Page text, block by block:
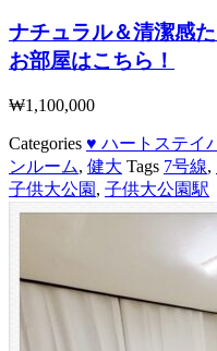
ナチュラル＆清潔感
お部屋はこちら！
₩1,100,000
Categories ♥ ハートステイ
ンルーム, 健大 Tags 7号線,
子供大公園 , 子供大公園駅